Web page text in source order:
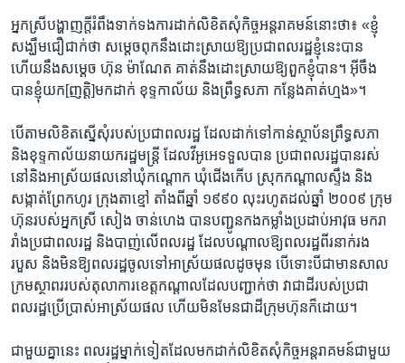
អ្នកស្រី​បង្ហាញ​ក្តី​រំពឹង​ទាក់ទង​ការ​ដាក់​លិខិត​សុំ​កិច្ច​អន្តរាគមន៍​នោះ​ថា៖ ​«ខ្ញុំ​
សង្ឃឹម​ជឿជាក់​ថា ​សម្តេច​ពុក​នឹង​ដោះស្រាយ​ឱ្យ​ប្រជា​ពលរដ្ឋ​ខ្ញុំ​នេះ​បាន​
ហើយ​នឹង​សម្តេច​ ហ៊ុន ម៉ាណែត ​គាត់​នឹង​ដោះ​ស្រាយ​ឱ្យ​ពួក​ខ្ញុំ​បាន។​ អ៊ីចឹង​
បាន​ខ្ញុំ​យក​[ញត្តិ]​មក​ដាក់​ ខុទ្ទកាល័យ ​និង​ព្រឹទ្ធ​សភា​ កន្លែង​គាត់​ហ្មង»។​
បើ​តាម​លិខិត​ស្នើ​សុំ​របស់​ប្រជា​ពលរដ្ឋ ​ដែល​ដាក់​ទៅ​កាន់​ស្ថាប័ន​ព្រឹទ្ធ​សភា ​
និង​ខុទ្ទកាល័យ​នាយក​រដ្ឋ​មន្ត្រី ​ដែល​វីអូអេ​ទទួល​បាន ​ប្រជា​ពលរដ្ឋ​បាន​រស់​
នៅ​និង​អាស្រ័យ​ផល​នៅ​ឃុំ​កណ្តោក ​ឃុំ​ជើង​កើប​ ស្រុក​កណ្តាល​ស្ទឹង ​និង​
សង្កាត់​ព្រែក​ហូរ​ ក្រុង​តាខ្មៅ ​តាំង​ពី​ឆ្នាំ ​១៩៩០ ​លុះ​រហូត​ដល់​ឆ្នាំ​ ២០០៩ ​ក្រុម
ហ៊ុន​របស់​អ្នកស្រី ​សៀង ចាន់ហេង ​បាន​បញ្ជូន​កង​កម្លាំង​ប្រដាប់​អាវុធ​ មក​រា
រាំង​ប្រជា​ពលរដ្ឋ ​និង​បាញ់​លើ​ពលរដ្ឋ​ ដែល​បណ្តាល​ឱ្យ​ពលរដ្ឋ​ពីរនាក់​រង​
របួស ​និង​មិន​ឱ្យ​ពលរដ្ឋ​ចូល​ទៅ​អាស្រ័យ​ផល​ដូច​មុន ​បើ​ទោះ​បី​ជា​មាន​សាល
ក្រម​ស្ថាពរ​របស់​តុលាការ​ខេត្ត​កណ្តាល​ដែល​បញ្ជាក់​ថា​ វា​ជា​ដី​របស់​ប្រជា​
ពលរដ្ឋ​ប្រើប្រាស់​អាស្រ័យ​ផល ​ហើយ​មិន​មែន​ជា​ដី​ក្រុម​ហ៊ុន​ក៏ដោយ។
ជាមួយ​គ្នា​នេះ​ ពលរដ្ឋ​ម្នាក់​ទៀត​ដែល​មក​ដាក់​លិខិត​សុំ​កិច្ច​អន្តរាគមន៍​ជាមួយ​